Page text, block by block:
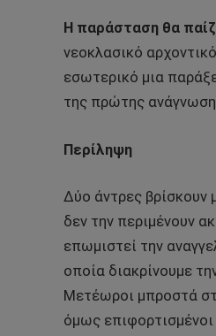
Η παράσταση θα
νεοκλασικό
εσωτερικό μια
της πρώτης
Περίληψη
Δύο άντρες βρίσκουν
δεν την περιμένουν
επωμιστεί την
οποία διακρίνουμε
Μετέωροι μπροστά
όμως